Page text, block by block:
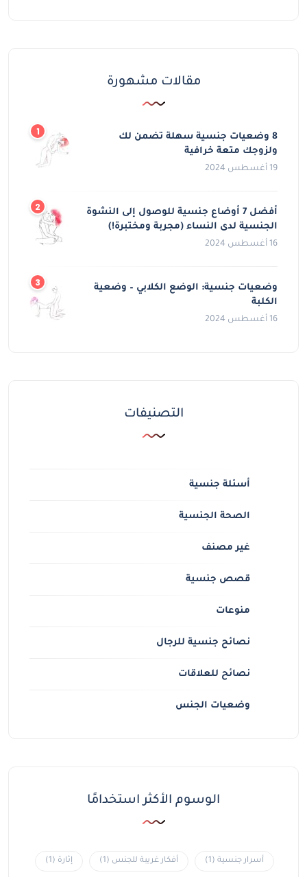
مقالات مشهورة
8 وضعيات جنسية سهلة تضمن لك
ولزوجك متعة خرافية
19 أغسطس 2024
أفضل 7 أوضاع جنسية للوصول إلى النشوة
الجنسية لدى النساء (مجربة ومختبرة!)
16 أغسطس 2024
وضعيات جنسية: الوضع الكلابي – وضعية
الكلبة
16 أغسطس 2024
التصنيفات
أسئلة جنسية
الصحة الجنسية
غير مصنف
قصص جنسية
منوعات
نصائح جنسية للرجال
نصائح للعلاقات
وضعيات الجنس
الوسوم الأكثر استخدامًا
أسرار جنسية (1) أفكار غريبة للجنس (1) إثارة (1)